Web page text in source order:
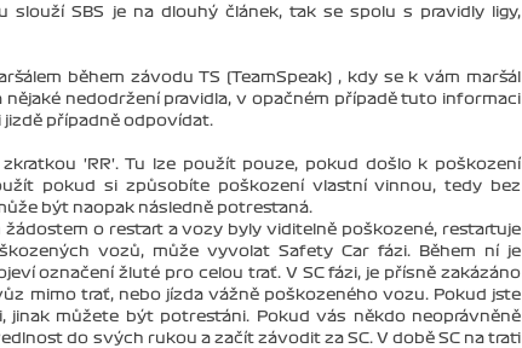
slouží SBS je na dlouhý článek, tak se spolu s pravidly ligy,
během závodu TS (TeamSpeak) , kdy se k vám maršál
nedodržení pravidla, v opačném případě tuto informaci
případně odpovídat.
'RR'. Tu lze použít pouze, pokud došlo k poškození
pokud si způsobíte poškození vlastní vinnou, tedy bez
být naopak následně potrestaná.
o restart a vozy byly viditelně poškozené, restartuje
vozů, může vyvolat Safety Car fázi. Během ní je
označení žluté pro celou trať. V SC fázi, je přísně zakázáno
mimo trať, nebo jízda vážně poškozeného vozu. Pokud jste
jinak můžete být potrestáni. Pokud vás někdo neoprávněně
do svých rukou a začít závodit za SC. V době SC na trati